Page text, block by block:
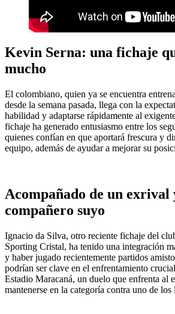
Kevin Serna: una fichaje
mucho
El colombiano, quien ya se encuentra
desde la semana pasada, llega con la
habilidad y adaptarse rápidamente al
fichaje ha generado entusiasmo entre los
quienes confían en que aportará frescura y
equipo, además de ayudar a mejorar su
Acompañado de un exrival
compañero suyo
Ignacio da Silva, otro reciente fichaje del
Sporting Cristal, ha tenido una integración
y haber jugado recientemente partidos
podrían ser clave en el enfrentamiento
Estadio Maracaná, un duelo que enfrenta al
mantenerse en la categoría contra uno de